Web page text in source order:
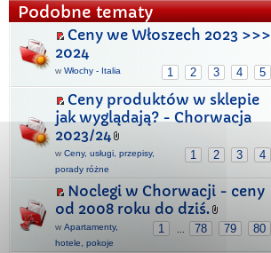
Podobne tematy
Ceny we Włoszech 2023 >>>
2024
1 2 3 4 5
w Włochy - Italia
Ceny produktów w sklepie
jak wyglądają? - Chorwacja
2023/24
1 2 3 4
w Ceny, usługi, przepisy,
porady różne
Noclegi w Chorwacji - ceny
od 2008 roku do dziś.
1 78 79 80
w Apartamenty,
hotele, pokoje